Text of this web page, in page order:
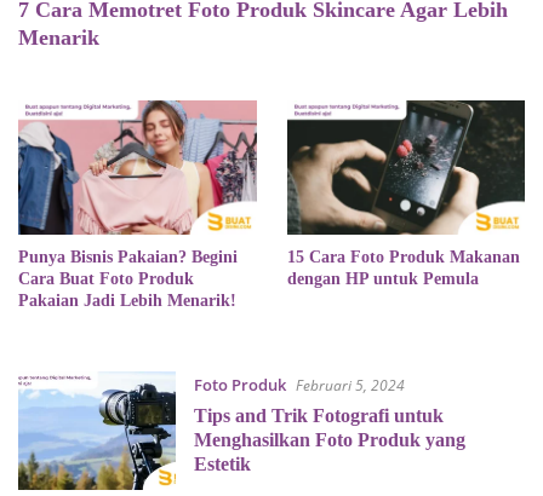
7 Cara Memotret Foto Produk Skincare Agar Lebih
Menarik
Punya Bisnis Pakaian? Begini
Cara Buat Foto Produk
Pakaian Jadi Lebih Menarik!
15 Cara Foto Produk Makanan
dengan HP untuk Pemula
Foto Produk Februari 5, 2024
Tips and Trik Fotografi untuk
Menghasilkan Foto Produk yang
Estetik